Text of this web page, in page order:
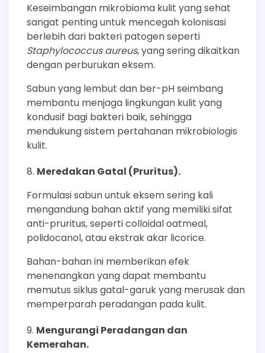
Keseimbangan mikrobioma kulit yang sehat
sangat penting untuk mencegah kolonisasi
berlebih dari bakteri patogen seperti
Staphylococcus aureus, yang sering dikaitkan
dengan perburukan eksem.
Sabun yang lembut dan ber-pH seimbang
membantu menjaga lingkungan kulit yang
kondusif bagi bakteri baik, sehingga
mendukung sistem pertahanan mikrobiologis
kulit.
Meredakan Gatal (Pruritus).
Formulasi sabun untuk eksem sering kali
mengandung bahan aktif yang memiliki sifat
anti-pruritus, seperti colloidal oatmeal,
polidocanol, atau ekstrak akar licorice.
Bahan-bahan ini memberikan efek
menenangkan yang dapat membantu
memutus siklus gatal-garuk yang merusak dan
memperparah peradangan pada kulit.
Mengurangi Peradangan dan
Kemerahan.